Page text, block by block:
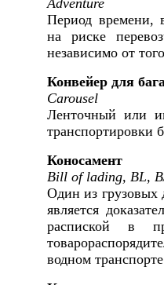
Период времени,
на риске
независимо от
Конвейер для
Carousel
Ленточный или
транспортировки
Коносамент
Bill of lading, BL,
Один из грузовых
является
распиской в
водном